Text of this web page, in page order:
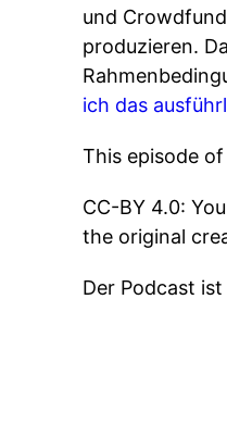
und
produzieren.
ich das
This episode
CC-BY 4.0:
the original
Der Podcast ist